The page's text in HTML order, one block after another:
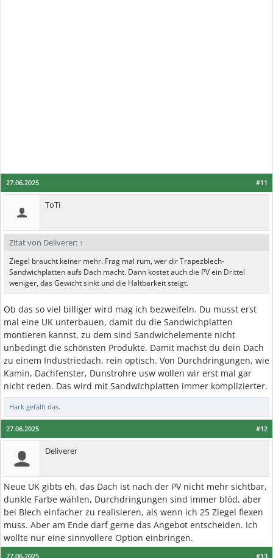
#11
27.06.2025
ToTi
Zitat von Deliverer: ↑
Ziegel braucht keiner mehr. Frag mal rum, wer dir Trapezblech-
Sandwichplatten aufs Dach macht. Dann kostet auch die PV ein Drittel
weniger, das Gewicht sinkt und die Haltbarkeit steigt.
Ob das so viel billiger wird mag ich bezweifeln. Du musst erst
mal eine UK unterbauen, damit du die Sandwichplatten
montieren kannst, zu dem sind Sandwichelemente nicht
unbedingt die schönsten Produkte. Damit machst du dein Dach
zu einem Industriedach, rein optisch. Von Durchdringungen, wie
Kamin, Dachfenster, Dunstrohre usw wollen wir erst mal gar
nicht reden. Das wird mit Sandwichplatten immer komplizierter.
Hark gefällt das.
#12
27.06.2025
Deliverer
Neue UK gibts eh, das Dach ist nach der PV nicht mehr sichtbar,
dunkle Farbe wählen, Durchdringungen sind immer blöd, aber
bei Blech einfacher zu realisieren, als wenn ich 25 Ziegel flexen
muss. Aber am Ende darf gerne das Angebot entscheiden. Ich
wollte nur eine sinnvollere Option einbringen.
#13
27.06.2025